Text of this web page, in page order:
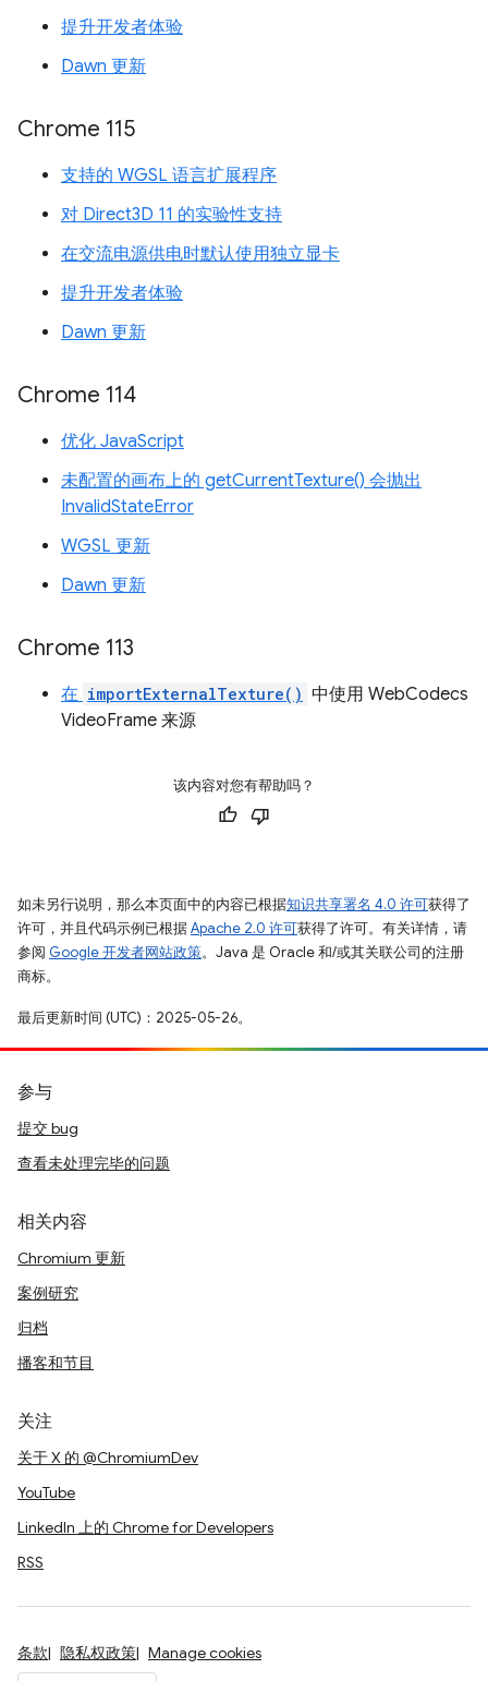
提升开发者体验
Dawn 更新
Chrome 115
支持的 WGSL 语言扩展程序
对 Direct3D 11 的实验性支持
在交流电源供电时默认使用独立显卡
提升开发者体验
Dawn 更新
Chrome 114
优化 JavaScript
未配置的画布上的 getCurrentTexture() 会抛出
InvalidStateError
WGSL 更新
Dawn 更新
Chrome 113
在 importExternalTexture() 中使用 WebCodecs
VideoFrame 来源
该内容对您有帮助吗？
如未另行说明，那么本页面中的内容已根据知识共享署名 4.0 许可获得了
许可，并且代码示例已根据Apache 2.0 许可获得了许可。有关详情，请
参阅 Google 开发者网站政策。Java 是 Oracle 和/或其关联公司的注册
商标。
最后更新时间 (UTC)：2025-05-26。
参与
提交 bug
查看未处理完毕的问题
相关内容
Chromium 更新
案例研究
归档
播客和节目
关注
关于 X 的 @ChromiumDev
YouTube
LinkedIn 上的 Chrome for Developers
RSS
条款 隐私权政策 Manage cookies